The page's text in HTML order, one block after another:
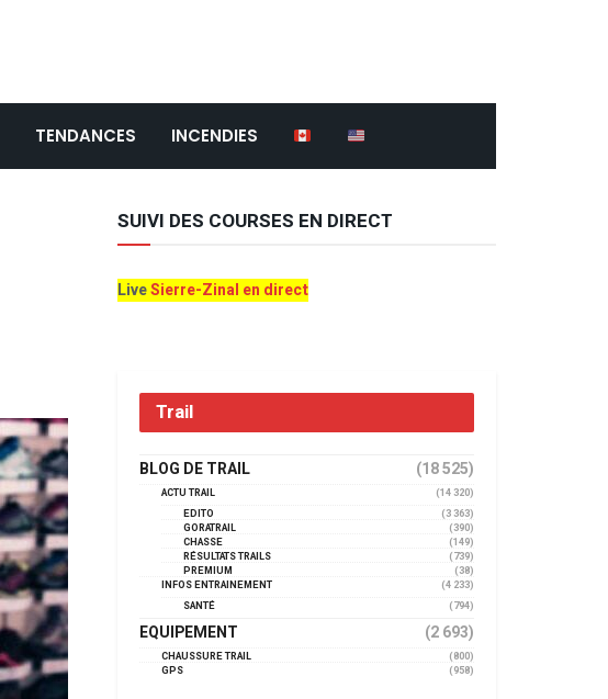
TENDANCES INCENDIES
SUIVI DES COURSES EN DIRECT
LiveSierre-Zinal en direct
Trail
BLOG DE TRAIL (18 525)
ACTU TRAIL
(14 320)
EDITO
(3 363)
GORATRAIL
(390)
CHASSE
(149)
RÉSULTATS TRAILS
(739)
PREMIUM
(38)
INFOS ENTRAINEMENT
(4 233)
SANTÉ
(794)
EQUIPEMENT (2 693)
CHAUSSURE TRAIL
(800)
GPS
(958)